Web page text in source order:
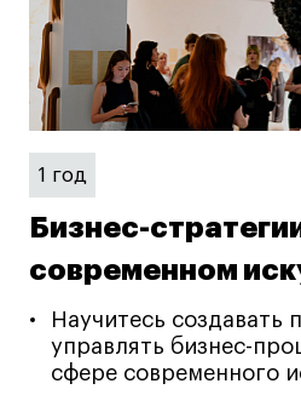
Дизайн интерьера
Дизайн одежды
Стайлинг
Современная живопись
UX/UI-дизайн
Маркетинг
Все программы
Мода
1 год
Бизнес-
современном
Научитесь создавать
управлять бизнес-
сфере современного